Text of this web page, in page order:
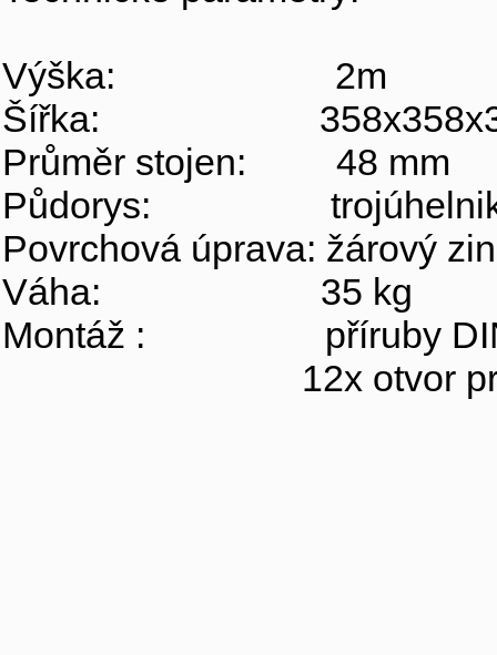
Výška: 2m
Šířka:
Průměr stojen: 48 mm
Půdorys:
Povrchová úprava: žárový
Váha: 35 kg
Montáž : příruby
12x otvor pro